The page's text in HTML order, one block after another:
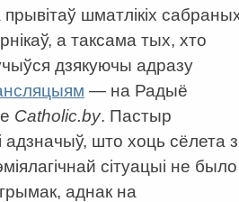
шматлікіх
а таксама тых, хто
дзякуючы адразу
— на Радыё
Catholic.by. Пастыр
адзначыў, што хоць сёлета
сітуацыі не было
аднак на